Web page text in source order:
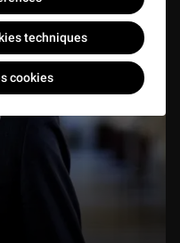
techniques
cookies